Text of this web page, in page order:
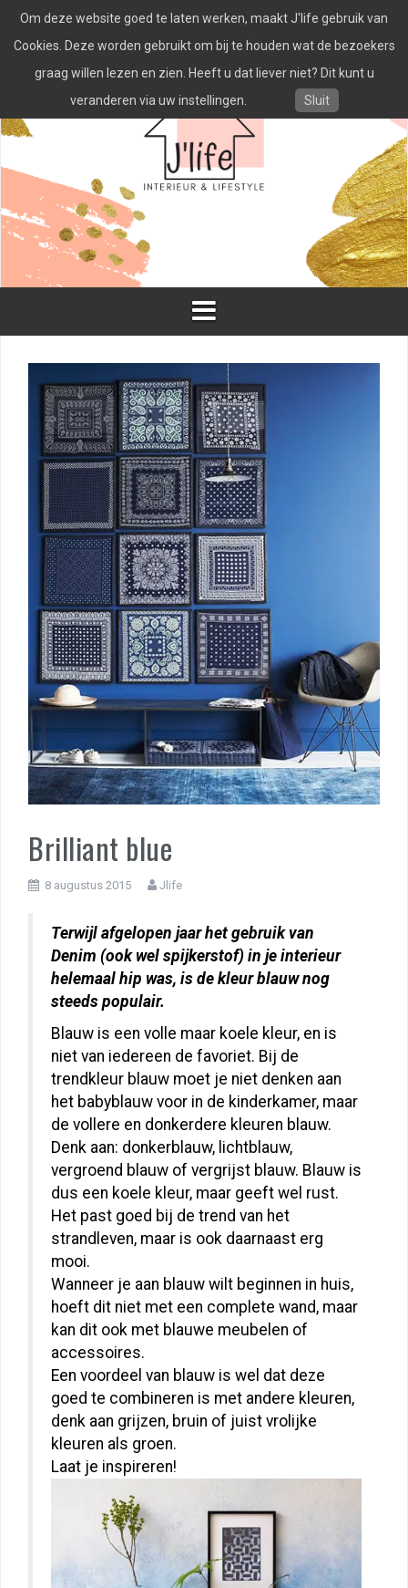
naar
inhoud
Brilliant blue
8 augustus 2015 Jlife
Terwijl afgelopen jaar het gebruik van
Denim (ook wel spijkerstof) in je interieur
helemaal hip was, is de kleur blauw nog
steeds populair.
Blauw is een volle maar koele kleur, en is
niet van iedereen de favoriet. Bij de
trendkleur blauw moet je niet denken aan
het babyblauw voor in de kinderkamer, maar
de vollere en donkerdere kleuren blauw.
Denk aan: donkerblauw, lichtblauw,
vergroend blauw of vergrijst blauw. Blauw is
dus een koele kleur, maar geeft wel rust.
Het past goed bij de trend van het
strandleven, maar is ook daarnaast erg
mooi.
Wanneer je aan blauw wilt beginnen in huis,
hoeft dit niet met een complete wand, maar
kan dit ook met blauwe meubelen of
accessoires.
Een voordeel van blauw is wel dat deze
goed te combineren is met andere kleuren,
denk aan grijzen, bruin of juist vrolijke
kleuren als groen.
Laat je inspireren!
Om deze website goed te laten werken, maakt J'life gebruik van
Cookies. Deze worden gebruikt om bij te houden wat de bezoekers
graag willen lezen en zien. Heeft u dat liever niet? Dit kunt u
veranderen via uw instellingen.
Sluit